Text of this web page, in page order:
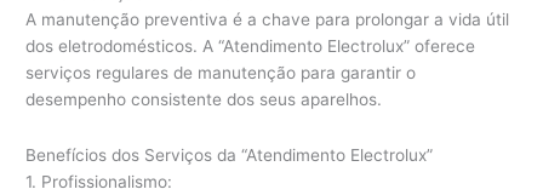
A manutenção preventiva é a chave para prolongar a vida útil
dos eletrodomésticos. A “Atendimento Electrolux” oferece
serviços regulares de manutenção para garantir o
desempenho consistente dos seus aparelhos.
Benefícios dos Serviços da “Atendimento Electrolux”
1. Profissionalismo: